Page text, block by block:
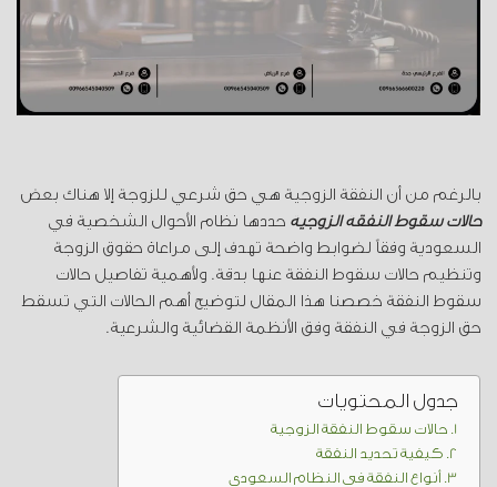
بالرغم من أن النفقة الزوجية هي حق شرعي للزوجة إلا هناك بعض
حالات سقوط النفقة الزوجية حددها نظام الأحوال الشخصية في
السعودية وفقاً لضوابط واضحة تهدف إلى مراعاة حقوق الزوجة
وتنظيم حالات سقوط النفقة عنها بدقة. ولأهمية تفاصيل حالات
سقوط النفقة خصصنا هذا المقال لتوضيح أهم الحالات التي تسقط
حق الزوجة في النفقة وفق الأنظمة القضائية والشرعية.
جدول المحتويات
حالات سقوط النفقة الزوجية
كيفية تحديد النفقة
أنواع النفقة في النظام السعودي